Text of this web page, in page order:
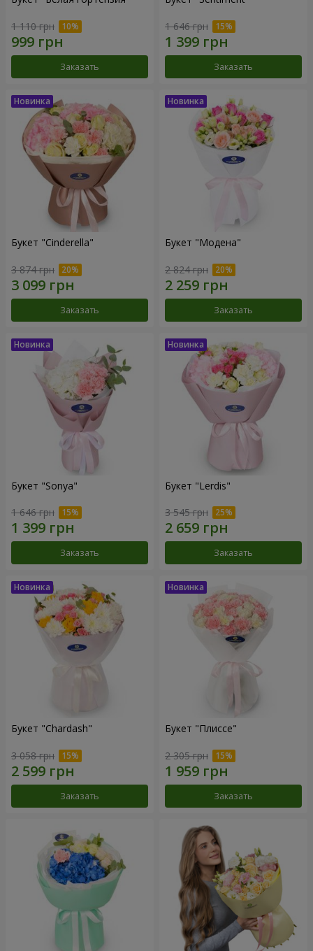
1 110 грн
Заказать
1 646 грн
Заказать
Букет "Cinderella"
3 874 грн
Заказать
Букет "Модена"
2 824 грн
Заказать
Букет "Sonya"
1 646 грн
Заказать
Букет "Lerdis"
3 545 грн
Заказать
Букет "Chardash"
3 058 грн
Заказать
Букет "Плиссе"
2 305 грн
Заказать